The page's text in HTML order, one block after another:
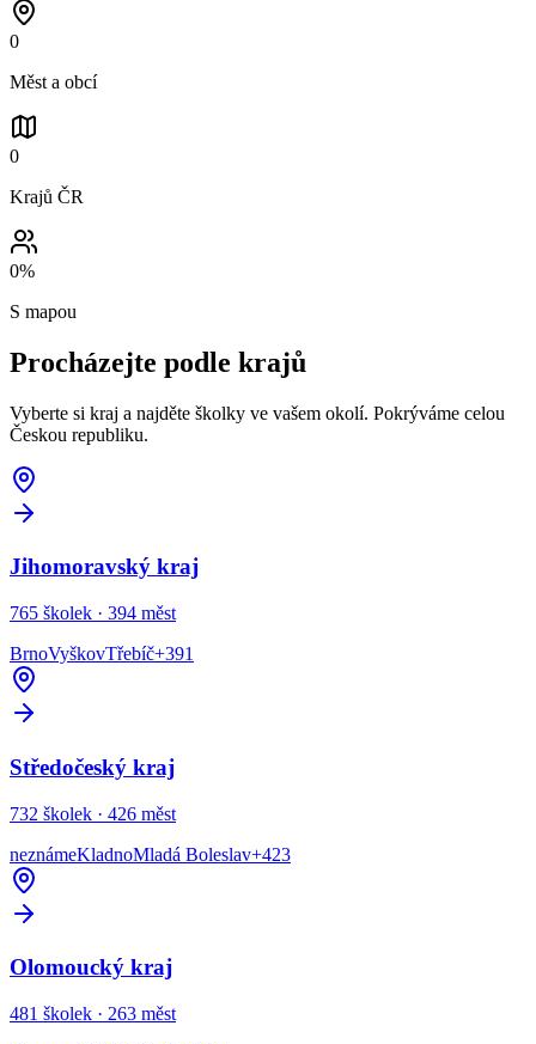
0
Měst a obcí
0
Krajů ČR
0%
S mapou
Procházejte podle krajů
Vyberte si kraj a najděte školky ve vašem okolí. Pokrýváme celou
Českou republiku.
Jihomoravský kraj
765 školek · 394 měst
BrnoVyškovTřebíč+391
Středočeský kraj
732 školek · 426 měst
neznámeKladnoMladá Boleslav+423
Olomoucký kraj
481 školek · 263 měst